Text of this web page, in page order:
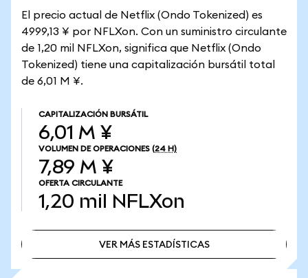
El precio actual de Netflix (Ondo Tokenized) es
4999,13 ¥ por NFLXon. Con un suministro circulante
de 1,20 mil NFLXon, significa que Netflix (Ondo
Tokenized) tiene una capitalización bursátil total
de 6,01 M ¥.
CAPITALIZACIÓN BURSÁTIL
6,01 M ¥
VOLUMEN DE OPERACIONES (24 H)
7,89 M ¥
OFERTA CIRCULANTE
1,20 mil NFLXon
VER MÁS ESTADÍSTICAS